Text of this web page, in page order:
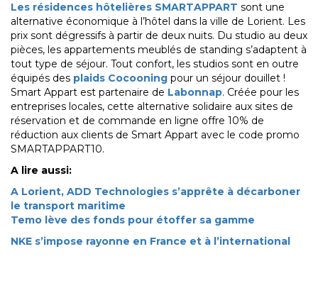
Les résidences hôtelières SMARTAPPART sont une
alternative économique à l’hôtel dans la ville de Lorient. Les
prix sont dégressifs à partir de deux nuits. Du studio au deux
pièces, les appartements meublés de standing s’adaptent à
tout type de séjour. Tout confort, les studios sont en outre
équipés des plaids Cocooning pour un séjour douillet !
Smart Appart est partenaire de Labonnap. Créée pour les
entreprises locales, cette alternative solidaire aux sites de
réservation et de commande en ligne offre 10% de
réduction aux clients de Smart Appart avec le code promo
SMARTAPPART10.
A lire aussi:
A Lorient, ADD Technologies s’apprête à décarboner
le transport maritime​
Temo lève des fonds pour étoffer sa gamme​
NKE s’impose rayonne en France et à l’international